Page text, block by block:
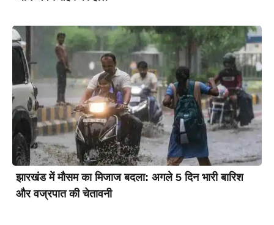
झारखंड में मौसम का मिजाज बदला: अगले 5 दिन भारी बारिश
और वज्रपात की चेतावनी